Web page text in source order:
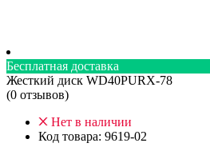
Бесплатная доставка
Жесткий диск WD40PURX-78
(0 отзывов)
Нет в наличии
Код товара: 9619-02